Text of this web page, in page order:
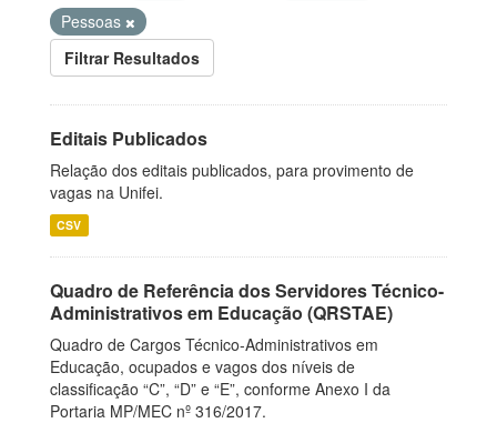
Pessoas
Filtrar Resultados
Editais Publicados
Relação dos editais publicados, para provimento de
vagas na Unifei.
CSV
Quadro de Referência dos Servidores Técnico-
Administrativos em Educação (QRSTAE)
Quadro de Cargos Técnico-Administrativos em
Educação, ocupados e vagos dos níveis de
classificação “C”, “D” e “E”, conforme Anexo I da
Portaria MP/MEC nº 316/2017.